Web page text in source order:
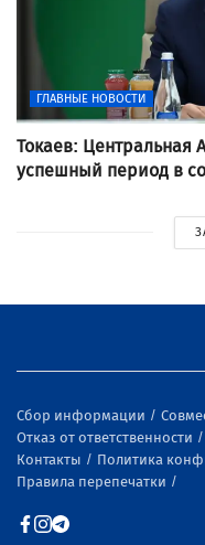
ГЛАВНЫЕ НОВОСТИ
Токаев: Центральная
успешный период в
Сбор информации
Отказ от ответственности
Контакты
Политика
Правила перепечатки